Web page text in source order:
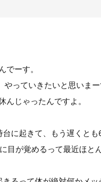
でーす。
っていきたいと思いまー
んじゃったんですよ。
に起きて、もう遅くと
目が覚めるって最近ほと